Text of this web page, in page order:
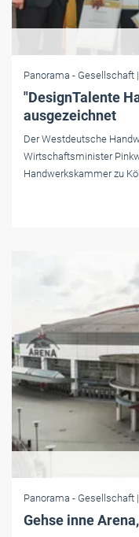
Panorama - Gesellschaft
"DesignTalente
ausgezeichnet
Der Westdeutsche
Wirtschaftsminister
Handwerkskammer zu
Panorama - Gesellschaft
Gehse inne